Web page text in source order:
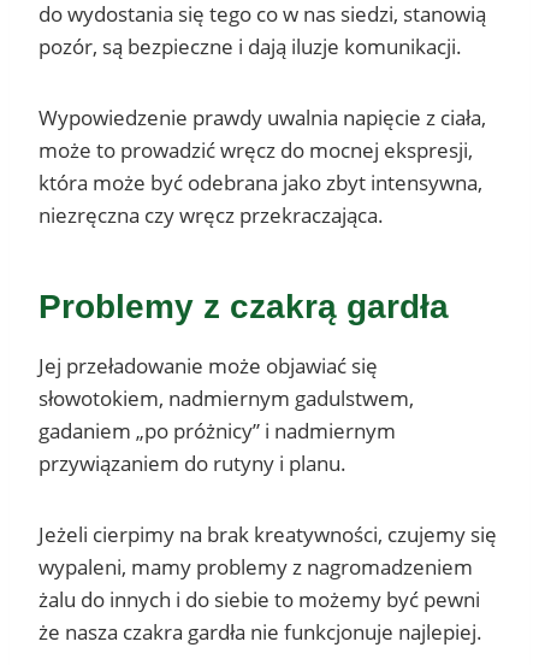
do wydostania się tego co w nas siedzi, stanowią
pozór, są bezpieczne i dają iluzje komunikacji.
Wypowiedzenie prawdy uwalnia napięcie z ciała,
może to prowadzić wręcz do mocnej ekspresji,
która może być odebrana jako zbyt intensywna,
niezręczna czy wręcz przekraczająca.
Problemy z czakrą gardła
Jej przeładowanie może objawiać się
słowotokiem, nadmiernym gadulstwem,
gadaniem „po próżnicy” i nadmiernym
przywiązaniem do rutyny i planu.
Jeżeli cierpimy na brak kreatywności, czujemy się
wypaleni, mamy problemy z nagromadzeniem
żalu do innych i do siebie to możemy być pewni
że nasza czakra gardła nie funkcjonuje najlepiej.